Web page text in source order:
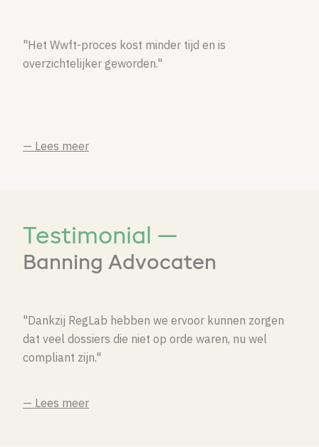
"Het Wwft-proces kost minder tijd en is
overzichtelijker geworden."
— Lees meer
Testimonial —
Banning Advocaten
"Dankzij RegLab hebben we ervoor kunnen zorgen
dat veel dossiers die niet op orde waren, nu wel
compliant zijn."
— Lees meer